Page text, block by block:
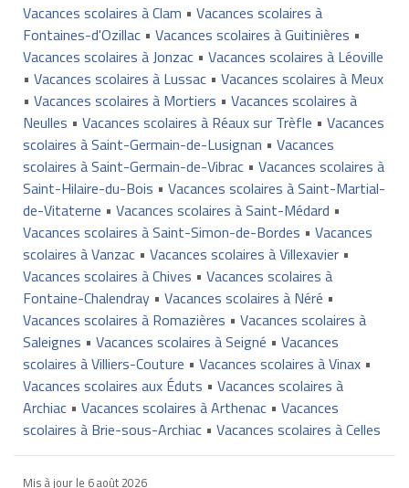
Vacances scolaires à Clam • Vacances scolaires à
Fontaines-d'Ozillac• Vacances scolaires à Guitinières •
Vacances scolaires à Jonzac• Vacances scolaires à Léoville
• Vacances scolaires à Lussac• Vacances scolaires à Meux
• Vacances scolaires à Mortiers • Vacances scolaires à
Neulles • Vacances scolaires à Réaux sur Trèfle • Vacances
scolaires à Saint-Germain-de-Lusignan • Vacances
scolaires à Saint-Germain-de-Vibrac• Vacances scolaires à
Saint-Hilaire-du-Bois • Vacances scolaires à Saint-Martial-
de-Vitaterne • Vacances scolaires à Saint-Médard •
Vacances scolaires à Saint-Simon-de-Bordes • Vacances
scolaires à Vanzac• Vacances scolaires à Villexavier•
Vacances scolaires à Chives • Vacances scolaires à
Fontaine-Chalendray• Vacances scolaires à Néré •
Vacances scolaires à Romazières • Vacances scolaires à
Saleignes • Vacances scolaires à Seigné • Vacances
scolaires à Villiers-Couture • Vacances scolaires à Vinax•
Vacances scolaires aux Éduts • Vacances scolaires à
Archiac• Vacances scolaires à Arthenac• Vacances
scolaires à Brie-sous-Archiac• Vacances scolaires à Celles
Mis à jour le 6 août 2026